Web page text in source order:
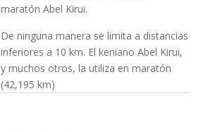
maratón Abel Kirui.
De ninguna manera se limita a distancias
inferiores a 10 km. El keniano Abel Kirui,
y muchos otros, la utiliza en maratón
(42,195 km)